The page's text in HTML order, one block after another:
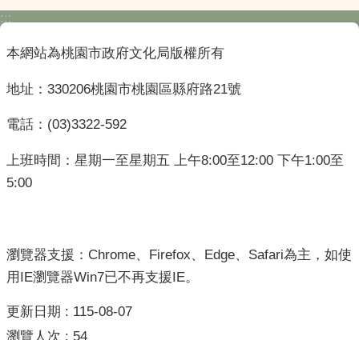
:::
本網站為桃園市政府文化局版權所有
地址：330206桃園市桃園區縣府路21號
電話：(03)3322-592
上班時間：星期一至星期五 上午8:00至12:00 下午1:00至
5:00
瀏覽器支援：Chrome、Firefox、Edge、Safari為主，如使
用IE瀏覽器Win7已不再支援IE。
更新日期
115-08-07
瀏覽人次
54